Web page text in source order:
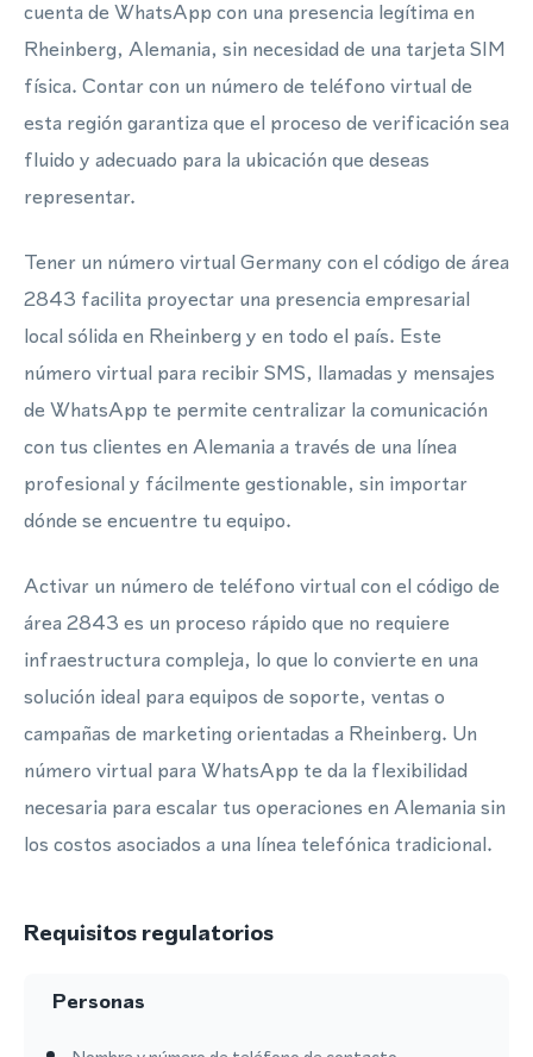
cuenta de WhatsApp con una presencia legítima en
Rheinberg, Alemania, sin necesidad de una tarjeta SIM
física. Contar con un número de teléfono virtual de
esta región garantiza que el proceso de verificación sea
fluido y adecuado para la ubicación que deseas
representar.
Tener un número virtual Germany con el código de área
2843 facilita proyectar una presencia empresarial
local sólida en Rheinberg y en todo el país. Este
número virtual para recibir SMS, llamadas y mensajes
de WhatsApp te permite centralizar la comunicación
con tus clientes en Alemania a través de una línea
profesional y fácilmente gestionable, sin importar
dónde se encuentre tu equipo.
Activar un número de teléfono virtual con el código de
área 2843 es un proceso rápido que no requiere
infraestructura compleja, lo que lo convierte en una
solución ideal para equipos de soporte, ventas o
campañas de marketing orientadas a Rheinberg. Un
número virtual para WhatsApp te da la flexibilidad
necesaria para escalar tus operaciones en Alemania sin
los costos asociados a una línea telefónica tradicional.
Requisitos regulatorios
Personas